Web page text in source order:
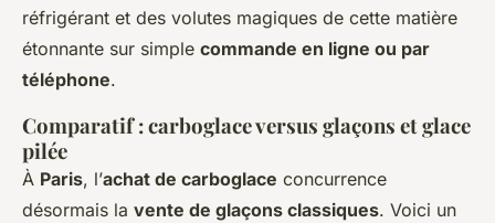
réfrigérant et des volutes magiques de cette matière
étonnante sur simple commande en ligne ou par
téléphone.
Comparatif : carboglace versus glaçons et glace
pilée
À Paris, l’achat de carboglace concurrence
désormais la vente de glaçons classiques. Voici un